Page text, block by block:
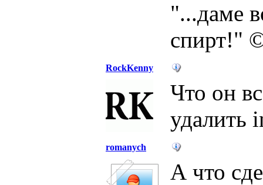
"...даме
спирт!"
RockKenny
Что он
удалить
romanych
А что